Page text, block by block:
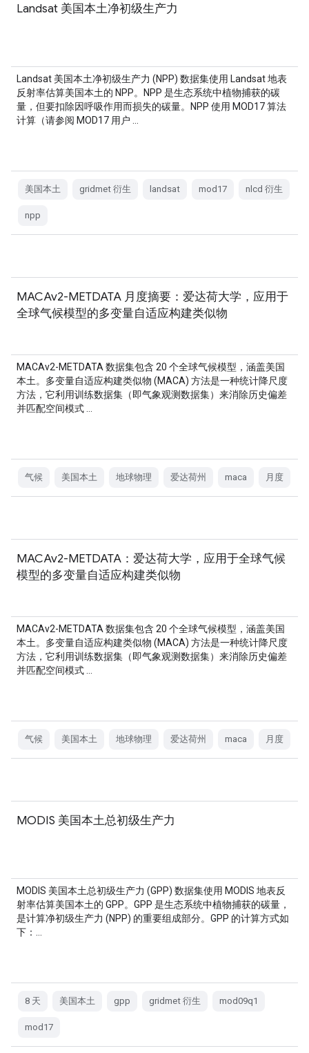
Landsat 美国本土净初级生产力
Landsat 美国本土净初级生产力 (NPP) 数据集使用 Landsat 地表
反射率估算美国本土的 NPP。NPP 是生态系统中植物捕获的碳
量，但要扣除因呼吸作用而损失的碳量。NPP 使用 MOD17 算法
计算（请参阅 MOD17 用户 …
美国本土 gridmet 衍生 landsat mod17 nlcd 衍生
npp
MACAv2-METDATA 月度摘要：爱达荷大学，应用于
全球气候模型的多变量自适应构建类似物
MACAv2-METDATA 数据集包含 20 个全球气候模型，涵盖美国
本土。多变量自适应构建类似物 (MACA) 方法是一种统计降尺度
方法，它利用训练数据集（即气象观测数据集）来消除历史偏差
并匹配空间模式 …
气候 美国本土 地球物理 爱达荷州 maca 月度
MACAv2-METDATA：爱达荷大学，应用于全球气候
模型的多变量自适应构建类似物
MACAv2-METDATA 数据集包含 20 个全球气候模型，涵盖美国
本土。多变量自适应构建类似物 (MACA) 方法是一种统计降尺度
方法，它利用训练数据集（即气象观测数据集）来消除历史偏差
并匹配空间模式 …
气候 美国本土 地球物理 爱达荷州 maca 月度
MODIS 美国本土总初级生产力
MODIS 美国本土总初级生产力 (GPP) 数据集使用 MODIS 地表反
射率估算美国本土的 GPP。GPP 是生态系统中植物捕获的碳量，
是计算净初级生产力 (NPP) 的重要组成部分。GPP 的计算方式如
下：…
8 天 美国本土 gpp gridmet 衍生 mod09q1
mod17